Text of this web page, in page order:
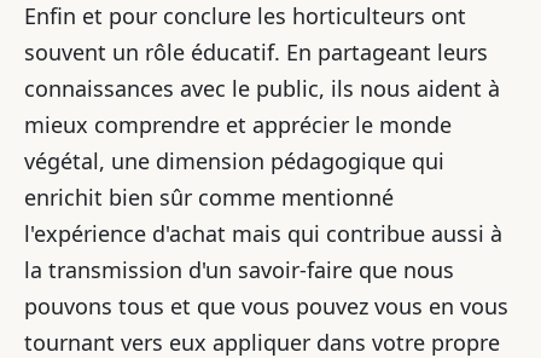
Enfin et pour conclure les horticulteurs ont
souvent un rôle éducatif. En partageant leurs
connaissances avec le public, ils nous aident à
mieux comprendre et apprécier le monde
végétal, une dimension pédagogique qui
enrichit bien sûr comme mentionné
l'expérience d'achat mais qui contribue aussi à
la transmission d'un savoir-faire que nous
pouvons tous et que vous pouvez vous en vous
tournant vers eux appliquer dans votre propre